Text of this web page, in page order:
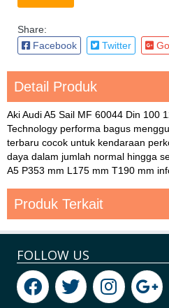
Share:
Facebook
Twitter
Detail Produk
Aki Audi A5 Sail MF 60044 Din 100
Technology performa bagus
terbaru cocok untuk kendaraan
daya dalam jumlah normal hingga
A5 P353 mm L175 mm T190 mm
Produk Terkait
FOLLOW US